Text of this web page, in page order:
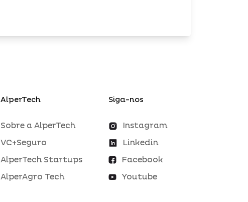
AlperTech
Sobre a AlperTech
VC+Seguro
AlperTech Startups
AlperAgro Tech
Siga-nos
Instagram
Linkedin
Facebook
Youtube